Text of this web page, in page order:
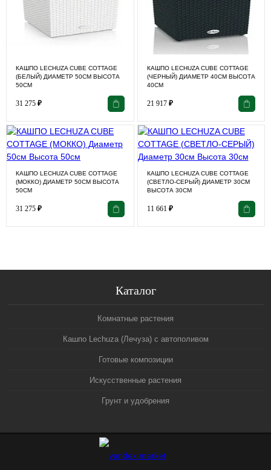
КАШПО LECHUZA CUBE COTTAGE
(БЕЛЫЙ) ДИАМЕТР 50СМ ВЫСОТА
50СМ
31 275 ₽
КАШПО LECHUZA CUBE COTTAGE
(ЧЕРНЫЙ) ДИАМЕТР 40СМ ВЫСОТА
40СМ
21 917 ₽
КАШПО LECHUZA CUBE COTTAGE
(МОККО) ДИАМЕТР 50СМ ВЫСОТА
50СМ
31 275 ₽
КАШПО LECHUZA CUBE COTTAGE
(СВЕТЛО-СЕРЫЙ) ДИАМЕТР 30СМ
ВЫСОТА 30СМ
11 661 ₽
Каталог
Комнатные растения
Кашпо Lechuza (Лечуза) с автополивом
Готовые композиции
Искусственные растения
Грунт и удобрения